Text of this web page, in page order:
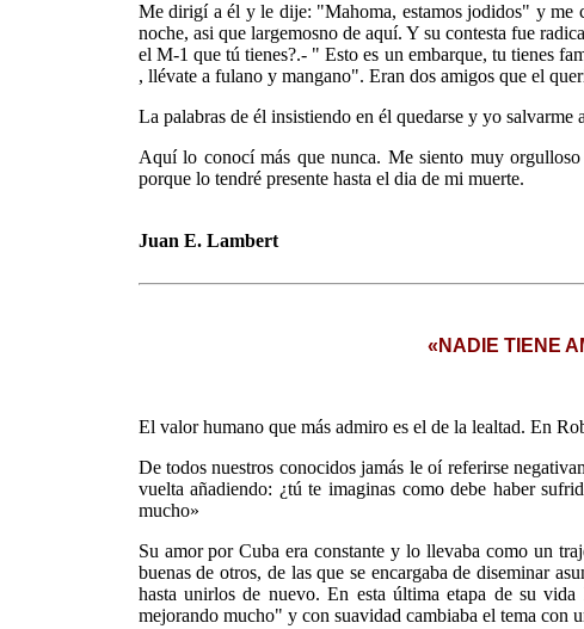
Me dirigí a él y le dije: "Mahoma, estamos jodidos" y me
noche, asi que largemosno de aquí. Y su contesta fue
el M-1 que tú tienes?.- " Esto es un embarque, tu tienes
, llévate a fulano y mangano". Eran dos amigos que el
La palabras de él insistiendo en él quedarse y yo salvarme
Aquí lo conocí más que nunca. Me siento muy
porque lo tendré presente hasta el dia de mi muerte.
Juan E. Lambert
«NADIE TIENE
El valor humano que más admiro es el de la lealtad. En
De todos nuestros conocidos jamás le oí referirse
vuelta añadiendo: ¿tú te imaginas como debe haber
mucho»
Su amor por Cuba era constante y lo llevaba como un
buenas de otros, de las que se encargaba de diseminar
hasta unirlos de nuevo. En esta última etapa de su
mejorando mucho" y con suavidad cambiaba el tema con